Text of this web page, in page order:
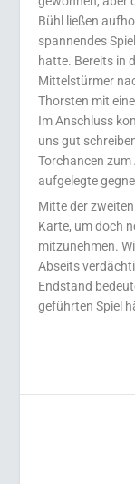
Bühl ließen
spannendes
hatte. Bereits in
Mittelstürmer
Thorsten mit
Im Anschluss
uns gut
Torchancen zum
aufgelegte
Mitte der
Karte, um doch
mitzunehmen.
Abseits
Endstand
geführten Spiel